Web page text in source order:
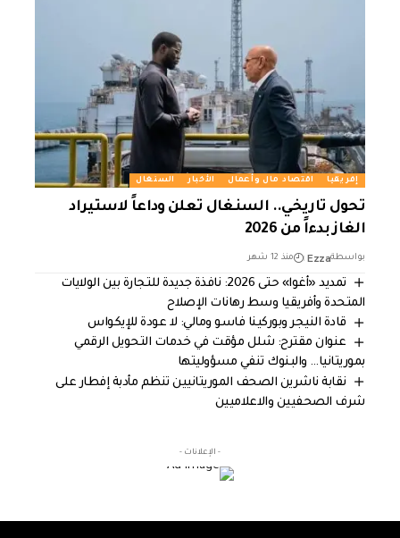
إفريقيا اقتصاد مال وأعمال الأخبار السنغال
تحول تاريخي.. السنغال تعلن وداعاً لاستيراد
الغاز بدءاً من 2026
بواسطةEzza منذ 12 شهر
تمديد «أغوا» حتى 2026: نافذة جديدة للتجارة بين الولايات
المتحدة وأفريقيا وسط رهانات الإصلاح
قادة النيجر وبوركينا فاسو ومالي: لا عودة للإيكواس
عنوان مقترح: شلل مؤقت في خدمات التحويل الرقمي
بموريتانيا… والبنوك تنفي مسؤوليتها
نقابة ناشرين الصحف الموريتانيين تنظم مأدبة إفطار على
شرف الصحفيين والاعلاميين
- الإعلانات -